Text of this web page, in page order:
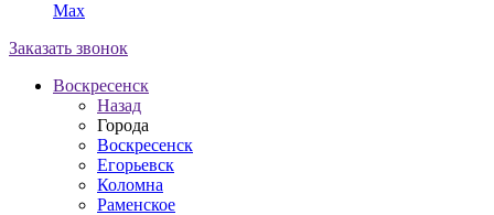
Max
Заказать звонок
Воскресенск
Назад
Города
Воскресенск
Егорьевск
Коломна
Раменское